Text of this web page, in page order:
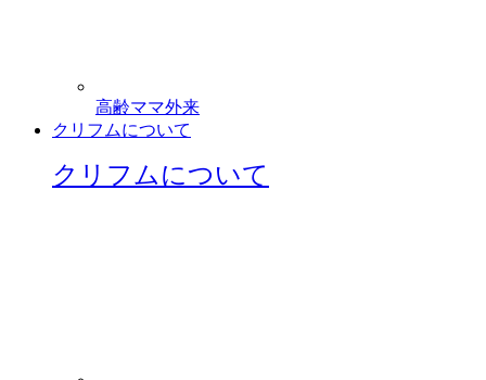
高齢ママ外来
クリフムについて
クリフムについて